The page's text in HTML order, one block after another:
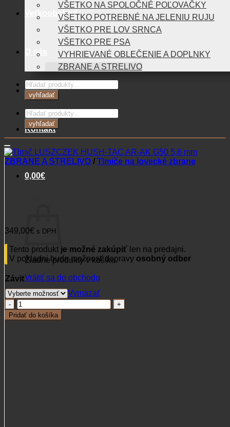
Veľkoobchod
O nás
Blog
Kontakt
0,00€
Žiadne produkty v košíku.
Vrátiť sa do obchodu
VŠETKO NA SPOLOČNÉ POĽOVAČKY
VŠETKO POTREBNÉ NA JELENIU RUJU
VŠETKO PRE LOV SRNCA
VŠETKO PRE PSA
VYHRIEVANÉ OBLEČENIE A DOPLNKY
ZBRANE A STRELIVO
Products
search
vyhľadať
Products
search
vyhľadať
ZBRANE A STRELIVO / Tlmiče na lovecké zbrane
349,00€ s DPH
Tento produkt je možné zakúpiť len na predajni.
V pokladni bude možnosť dopravy osobný odber
Závit
Vymazať
množstvo
Tlmič
LUSZCZEK
Pridať do košíka